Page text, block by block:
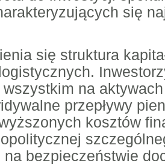
się
się struktura
na
przepływy
kosztów
na bezpieczeństwie